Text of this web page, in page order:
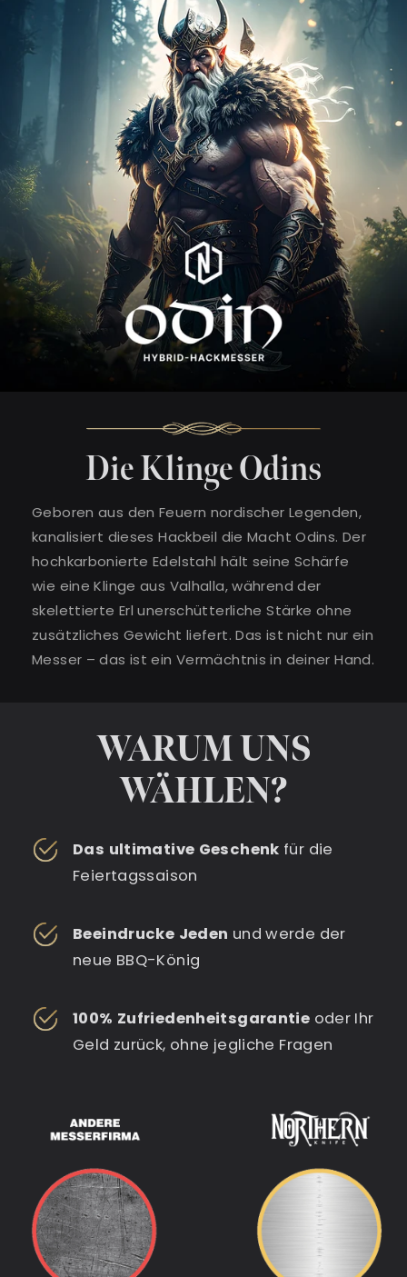
Die Klinge Odins
Geboren aus den Feuern nordischer Legenden,
kanalisiert dieses Hackbeil die Macht Odins. Der
hochkarbonierte Edelstahl hält seine Schärfe
wie eine Klinge aus Valhalla, während der
skelettierte Erl unerschütterliche Stärke ohne
zusätzliches Gewicht liefert. Das ist nicht nur ein
Messer – das ist ein Vermächtnis in deiner Hand.
WARUM UNS
WÄHLEN?
Das ultimative Geschenk für die
Feiertagssaison
Beeindrucke Jeden und werde der
neue BBQ-König
100% Zufriedenheitsgarantie oder Ihr
Geld zurück, ohne jegliche Fragen